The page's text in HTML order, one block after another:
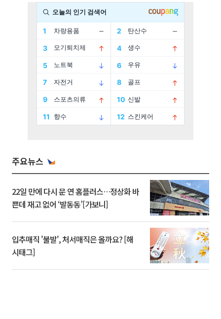
주요뉴스
22일 만에 다시 문 연 홈플러스…정상화 바
쁜데 재고 없어 ‘발동동’[가보니]
입추매직 '불발', 처서매직은 올까요? [해
시태그]